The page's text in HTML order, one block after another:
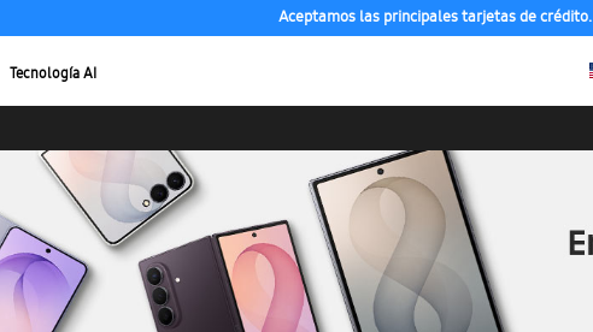
Aceptamos las principales tarjetas de crédito.
Tecnología AI